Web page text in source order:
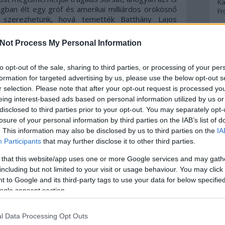
Process My Personal Information
opt-out of the sale, sharing to third parties, or processing of your
for targeted advertising by us, please use the below opt-out
selection. Please note that after your opt-out request is processed
interest-based ads based on personal information utilized by us
to third parties prior to your opt-out. You may separately
of your personal information by third parties on the IAB’s list of
This information may also be disclosed by us to third parties on the
Participants that may further disclose it to other third parties.
that this website/app uses one or more Google services and may
but not limited to your visit or usage behaviour. You may
to Google and its third-party tags to use your data for below
consent section.
Data Processing Opt Outs
élt egy gróf és amerikai milliárdos örökösnő
hová temették Batthány Lajos
ez csak egy kis ízelítő az érdekességek sorából...
nagyon igényes kiadvány készült, a
is tehetünk a képei segítségével. Sok helyszín,
sors, az egyetlen közös bennük az, hogy
a városhoz, amelynek történelméről ezeket a
érdekes helyeken járunk, akad olyan palota,
de akad olyan is, amelynek már csak a múltja
időkbe. A legtöbb palotát mágnások vagy
tragikus sorsuk a legütősebb a könyvben,
érdekes, mint a Mézes Mackó vagy a Balaton
sétát a könyv segítségével, felfedezhetünk kis és
mint az egykori ÁVO tornya, ahogyan
ráadásul ott található, ahol sohasem keresnénk.
a legmegkapóbbak az emberi történetek,
egy egész életművet, hogy aztán sokszor
történetek is találhatók a sok dráma mellett,
hogy nemcsak gyógyszerészi, hanem